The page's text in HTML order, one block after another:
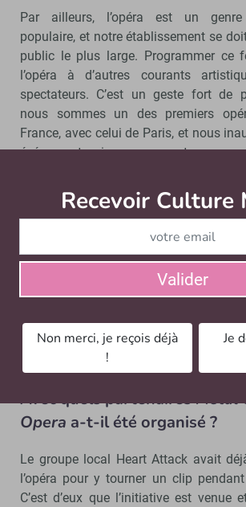
Par ailleurs, l’opéra est un genre
populaire, et notre établissement se
public le plus large. Programmer ce
l’opéra à d’autres courants
spectateurs. C’est un geste fort de
nous sommes un des premiers
France, avec celui de Paris, et nous
événement qui nous connecte aux
comme le nôtre et il y a des précédents :
de Nice avait reçu un festival
organisons d’ailleurs
avait déjà joué ici avec un orchestre.
du metal ou d’autres musiques
mais cela fait partie d’une logique
Avec quels partenairesMetal
Opera a-t-il été organisé ?
Le groupe local Heart Attack avait
l’opéra pour y tourner un clip
C’est d’eux que l’initiative est venue
Recevoir Culture
Valider
Non merci, je reçois déjà
!
Je